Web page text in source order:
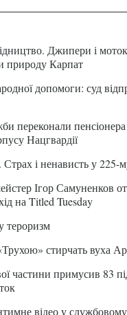
Джипери і
природу Карпат
допомоги: суд
переконали
Нацгвардії
Страх і ненависть у
Ігор Самуненков
на Titled Tuesday
стирчать вуха
частини примусив 83
відео у службовому